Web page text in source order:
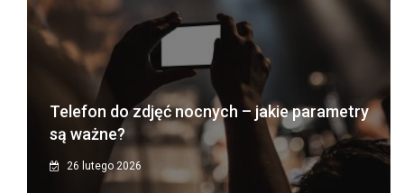
Telefon do zdjęć nocnych – jakie parametry
są ważne?
26 lutego 2026